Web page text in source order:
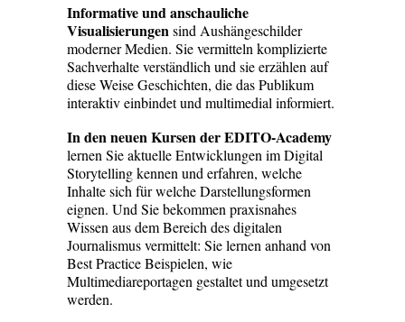
Informative und anschauliche
Visualisierungen sind Aushängeschilder
moderner Medien. Sie vermitteln komplizierte
Sachverhalte verständlich und sie erzählen auf
diese Weise Geschichten, die das Publikum
interaktiv einbindet und multimedial informiert.
In den neuen Kursen der EDITO-Academy
lernen Sie aktuelle Entwicklungen im Digital
Storytelling kennen und erfahren, welche
Inhalte sich für welche Darstellungsformen
eignen. Und Sie bekommen praxisnahes
Wissen aus dem Bereich des digitalen
Journalismus vermittelt: Sie lernen anhand von
Best Practice Beispielen, wie
Multimediareportagen gestaltet und umgesetzt
werden.